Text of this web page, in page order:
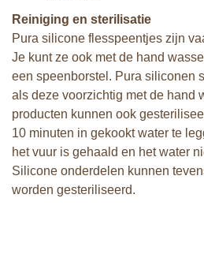
Reiniging en sterilisatie
Pura silicone flesspeentjes zijn
Je kunt ze ook met de hand
een speenborstel. Pura siliconen
als deze voorzichtig met de hand
producten kunnen ook
10 minuten in gekookt water te
het vuur is gehaald en het water
Silicone onderdelen kunnen
worden gesteriliseerd.